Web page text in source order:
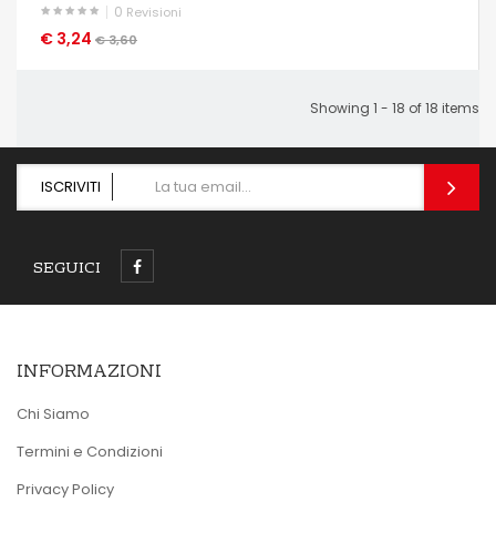
0 Revisioni
€ 3,24 € 3,60
OCCHIATA VELOCE
Showing 1 - 18 of 18 items
ISCRIVITI
SEGUICI
INFORMAZIONI
Chi Siamo
Termini e Condizioni
Privacy Policy